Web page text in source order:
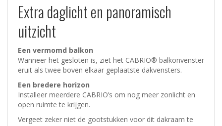
Extra daglicht en panoramisch
uitzicht
Een vermomd balkon
Wanneer het gesloten is, ziet het CABRIO® balkonvenster
eruit als twee boven elkaar geplaatste dakvensters.
Een bredere horizon
Installeer meerdere CABRIO’s om nog meer zonlicht en
open ruimte te krijgen.
Vergeet zeker niet de gootstukken voor dit dakraam te